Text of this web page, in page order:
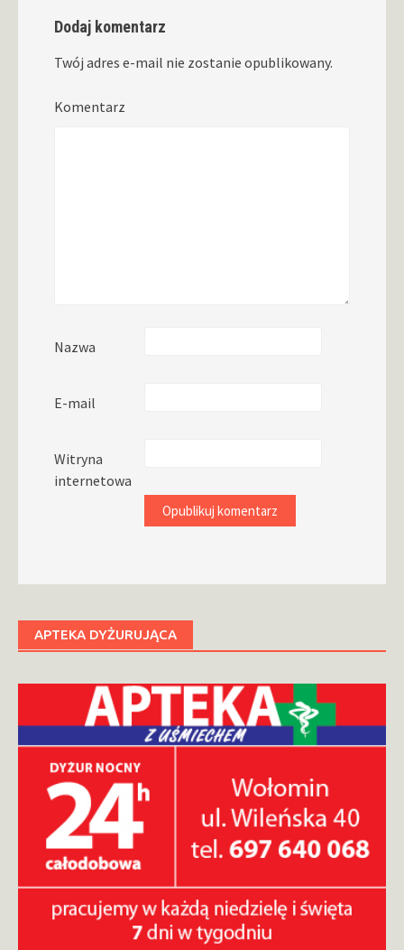
Dodaj komentarz
Twój adres e-mail nie zostanie opublikowany.
Komentarz
Nazwa
E-mail
Witryna
internetowa
APTEKA DYŻURUJĄCA